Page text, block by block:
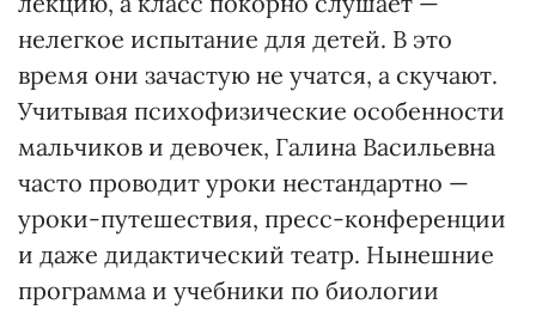
нелегкое испытание для детей. В это
время они зачастую не учатся, а скучают.
Учитывая психофизические особенности
мальчиков и девочек, Галина Васильевна
часто проводит уроки нестандартно —
уроки-путешествия, пресс-конференции
и даже дидактический театр. Нынешние
программа и учебники по биологии